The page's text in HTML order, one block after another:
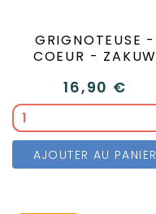
GRIGNOTEUSE -
COEUR - ZAKUW
16,90 €
AJOUTER AU PANIER